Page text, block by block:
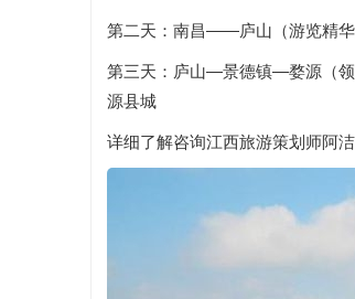
第二天：南昌——庐山（游览精华
第三天：庐山—景德镇—婺源（
源县城
详细了解咨询江西旅游策划师阿